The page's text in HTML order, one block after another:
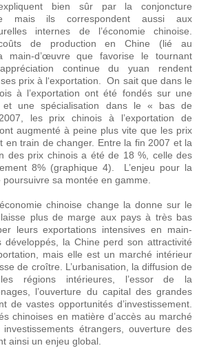
bien sûr par la conjoncture
mais ils correspondent aussi aux
internes de l’économie chinoise.
coûts de production en Chine (lié au
main-d’œuvre que favorise le tournant
continue du yuan rendent
prix à l‘exportation. On sait que dans le
à l’exportation ont été fondés sur une
et une spécialisation dans le « bas de
les prix chinois à l’exportation de
augmenté à peine plus vite que les prix
en train de changer. Entre la fin 2007 et la
des prix chinois a été de 18 %, celle des
8% (graphique 4). L’enjeu pour la
sa montée en gamme.
chinoise change la donne sur le
plus de marge aux pays à très bas
leurs exportations intensives en main-
développés, la Chine perd son attractivité
mais elle est un marché intérieur
de croître. L’urbanisation, la diffusion de
régions intérieures, l’essor de la
l’ouverture du capital des grandes
de vastes opportunités d’investissement.
chinoises en matière d’accès au marché
étrangers, ouverture des
ainsi un enjeu global.